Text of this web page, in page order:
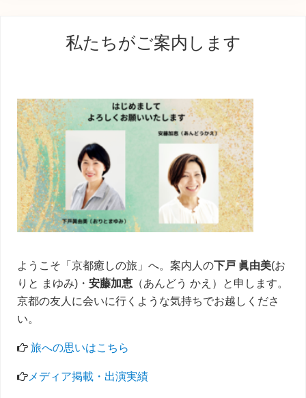
サ
イ
ド
バ
ー
私たちがご案内します
ようこそ「京都癒しの旅」へ。案内人の下戸 眞由美(お
りと まゆみ)・ 安藤加恵 （あんどう かえ）と申します。
京都の友人に会いに行くような気持ちでお越しくださ
い。
旅への思いはこちら
メディア掲載・出演実績